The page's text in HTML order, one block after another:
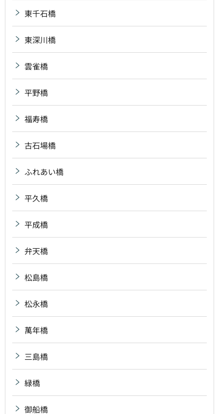
東千石橋
東深川橋
雲雀橋
平野橋
福寿橋
古石場橋
ふれあい橋
平久橋
平成橋
弁天橋
松島橋
松永橋
萬年橋
三島橋
緑橋
御船橋